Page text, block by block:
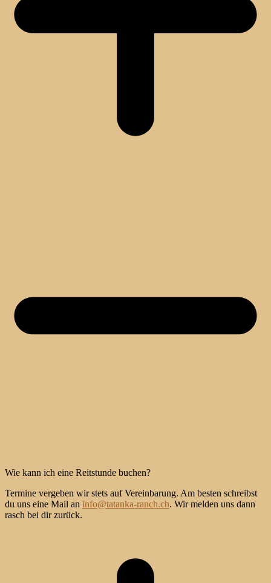
Wie kann ich eine Reitstunde buchen?
Termine vergeben wir stets auf Vereinbarung. Am besten schreibst
du uns eine Mail an info@tatanka-ranch.ch. Wir melden uns dann
rasch bei dir zurück.